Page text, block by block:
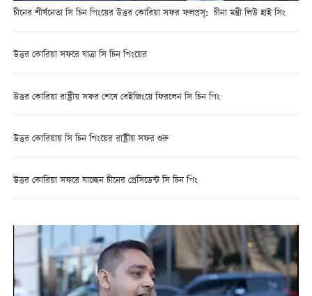
চীনের শীর্ষনেতা সি চিন পিংয়ের উত্তর কোরিয়া সফর ফলপ্রসূ: চীনা মন্ত্রী লিউ হাই সিং
উত্তর কোরিয়া সফরে যাত্রা সি চিন পিংয়ের
উত্তর কোরিয়া রাষ্ট্রীয় সফর শেষে বেইজিংয়ে ফিরলেন সি চিন পিং
উত্তর কোরিয়ায় সি চিন পিংয়ের রাষ্ট্রীয় সফর শুরু
উত্তর কোরিয়া সফরে যাচ্ছেন চীনের প্রেসিডেন্ট সি চিন পিং